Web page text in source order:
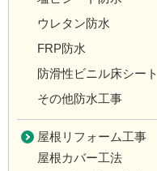
ウレタン防水
FRP防水
防滑性ビニル床シート
その他防水工事
屋根リフォーム工事
屋根カバー工法